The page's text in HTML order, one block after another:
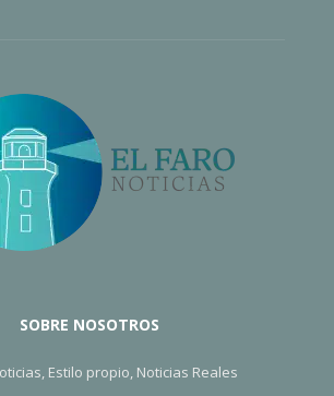
SOBRE NOSOTROS
Estilo propio, Noticias Reales